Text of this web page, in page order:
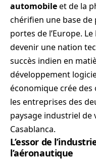
automobileet de la
chérifien une base
portes de l’Europe.
devenir une nation
succès indien en
développement
économique crée
les entreprises des
paysage industriel de
Casablanca.
L’essor de
l’aéronautique